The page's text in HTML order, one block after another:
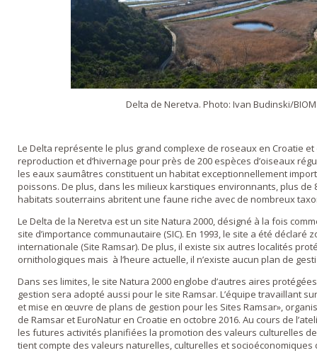
Delta de Neretva. Photo: Ivan Budinski/BIOM
Le Delta représente le plus grand complexe de roseaux en Croatie
reproduction et d’hivernage pour près de 200 espèces d’oiseaux
les eaux saumâtres constituent un habitat exceptionnellement
poissons. De plus, dans les milieux karstiques environnants, plus de
habitats souterrains abritent une faune riche avec de nombreux
Le Delta de la Neretva est un site Natura 2000, désigné à la fois
site d’importance communautaire (SIC). En 1993, le site a été déclaré
internationale (Site Ramsar). De plus, il existe six autres localités
ornithologiques mais à l’heure actuelle, il n’existe aucun plan de
Dans ses limites, le site Natura 2000 englobe d’autres aires
gestion sera adopté aussi pour le site Ramsar. L’équipe travaillant
et mise en œuvre de plans de gestion pour les Sites Ramsar»,
de Ramsar et EuroNatur en Croatie en octobre 2016. Au cours de
les futures activités planifiées la promotion des valeurs culturelles
tient compte des valeurs naturelles, culturelles et socioéconomiques